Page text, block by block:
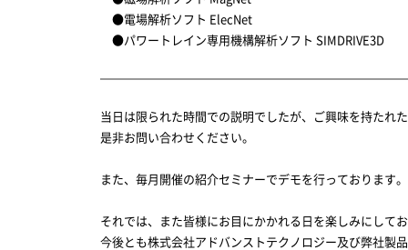
●電場解析ソフト ElecNet
●パワートレイン専用機構解析ソフト SIMDRIVE3D
当日は限られた時間での説明でしたが、ご興味を持たれ
是非お問い合わせください。
また、毎月開催の紹介セミナーでデモを行っております
それでは、また皆様にお目にかかれる日を楽しみにして
今後とも株式会社アドバンストテクノロジー及び弊社製